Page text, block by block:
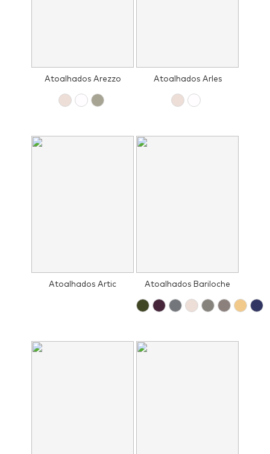
Atoalhados Arezzo Atoalhados Arles
Atoalhados Artic Atoalhados Bariloche